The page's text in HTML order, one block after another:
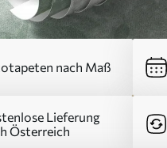
nach Maß
Lieferung
Österreich